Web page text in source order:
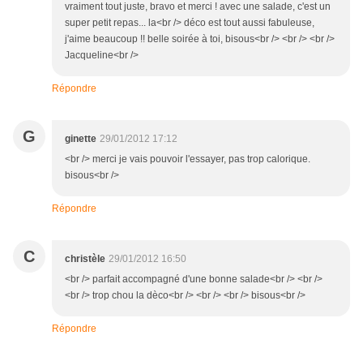
vraiment tout juste, bravo et merci ! avec une salade, c'est un
super petit repas... la<br /> déco est tout aussi fabuleuse,
j'aime beaucoup !! belle soirée à toi, bisous<br /> <br /> <br />
Jacqueline<br />
Répondre
G ginette 29/01/2012 17:12
<br /> merci je vais pouvoir l'essayer, pas trop calorique.
bisous<br />
Répondre
C christèle 29/01/2012 16:50
<br /> parfait accompagné d'une bonne salade<br /> <br />
<br /> trop chou la dèco<br /> <br /> <br /> bisous<br />
Répondre